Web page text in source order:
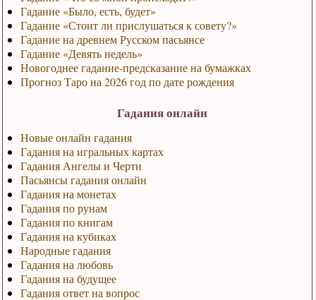
Гадание «Было, есть, будет»
Гадание «Стоит ли прислушаться к совету?»
Гадание на древнем Русском пасьянсе
Гадание «Девять недель»
Новогоднее гадание-предсказание на бумажках
Прогноз Таро на 2026 год по дате рождения
Гадания онлайн
Новые онлайн гадания
Гадания на игральных картах
Гадания Ангелы и Черти
Пасьянсы гадания онлайн
Гадания на монетах
Гадания по рунам
Гадания по книгам
Гадания на кубиках
Народные гадания
Гадания на любовь
Гадания на будущее
Гадания ответ на вопрос